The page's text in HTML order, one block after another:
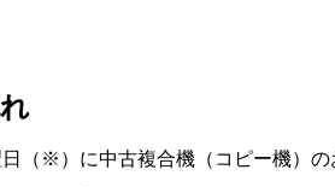
（※）に中古複合機（コピー機）の